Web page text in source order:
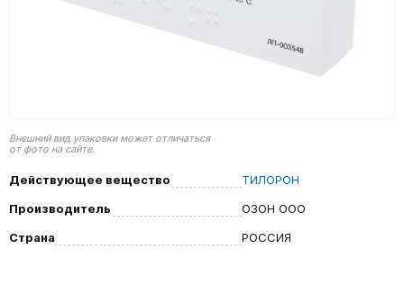
Внешний вид упаковки может отличаться
от фото на сайте.
Действующее вещество
ТИЛОРОН
Производитель
ОЗОН ООО
Страна
РОССИЯ